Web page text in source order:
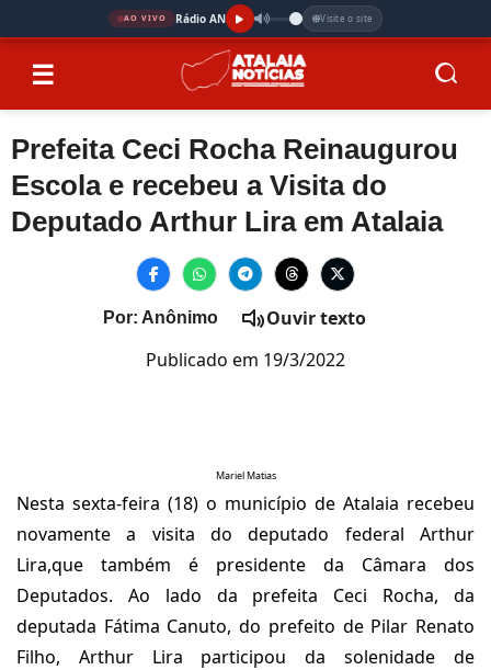
AO VIVO Rádio AN Visite o site
☰
Prefeita Ceci Rocha Reinaugurou
Escola e recebeu a Visita do
Deputado Arthur Lira em Atalaia
Por: Anônimo
Ouvir texto
Publicado em 19/3/2022
Mariel Matias
Nesta sexta-feira (18) o município de Atalaia recebeu
novamente a visita do deputado federal Arthur
Lira,que também é presidente da Câmara dos
Deputados. Ao lado da prefeita Ceci Rocha, da
deputada Fátima Canuto, do prefeito de Pilar Renato
Filho, Arthur Lira participou da solenidade de